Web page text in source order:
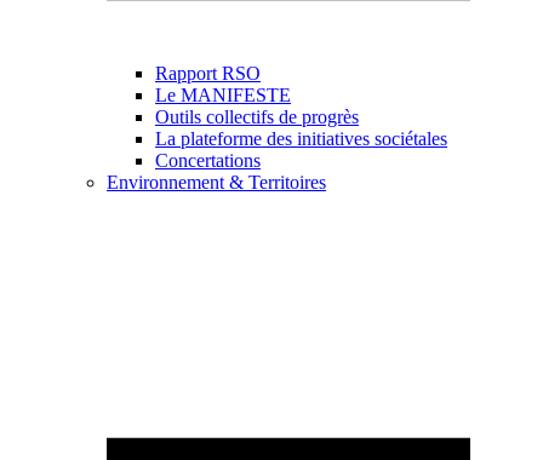
Rapport RSO
Le MANIFESTE
Outils collectifs de progrès
La plateforme des initiatives sociétales
Concertations
Environnement & Territoires